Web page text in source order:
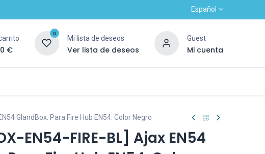
Español
€
0
Mi lista de deseos
Ver lista de deseos
Guest
Mi cuenta
GlandBox. Para Fire Hub EN54. Color Negro
EN54-FIRE-BL] Ajax EN54